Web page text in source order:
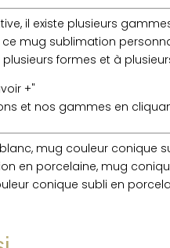
il existe plusieurs
mug sublimation
formes et à
+"
et nos gammes en
mug couleur conique
en porcelaine, mug
conique subli en